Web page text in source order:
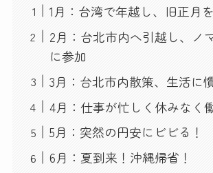
1月：台湾で年越し、旧正月
2月：台北市内へ引越し、ノ
に参加
3月：台北市内散策、生活に
4月：仕事が忙しく休みなく
5月：突然の円安にビビる！
6月：夏到来！沖縄帰省！